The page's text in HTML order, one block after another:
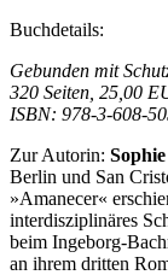
Buchdetails:
Gebunden mit
320 Seiten, 25,00
ISBN: 978-3-608-
Zur Autorin:
Berlin und San
»Amanecer«
interdisziplinäres
beim Ingeborg-
an ihrem dritten